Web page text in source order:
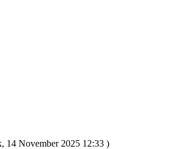
14 November 2025 12:33 )